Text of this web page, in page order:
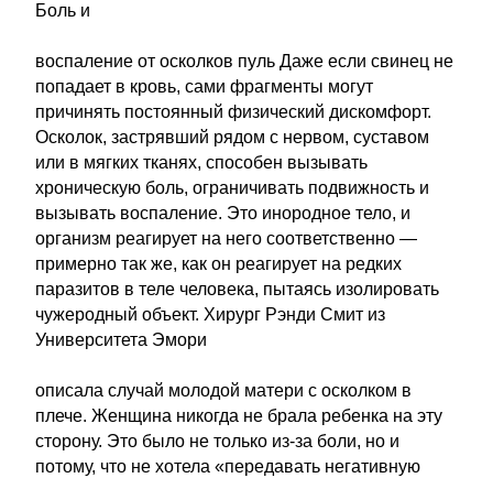
Боль и
воспаление от осколков пуль Даже если свинец не
попадает в кровь, сами фрагменты могут
причинять постоянный физический дискомфорт.
Осколок, застрявший рядом с нервом, суставом
или в мягких тканях, способен вызывать
хроническую боль, ограничивать подвижность и
вызывать воспаление. Это инородное тело, и
организм реагирует на него соответственно —
примерно так же, как он реагирует на редких
паразитов в теле человека, пытаясь изолировать
чужеродный объект. Хирург Рэнди Смит из
Университета Эмори
описала случай молодой матери с осколком в
плече. Женщина никогда не брала ребенка на эту
сторону. Это было не только из-за боли, но и
потому, что не хотела «передавать негативную